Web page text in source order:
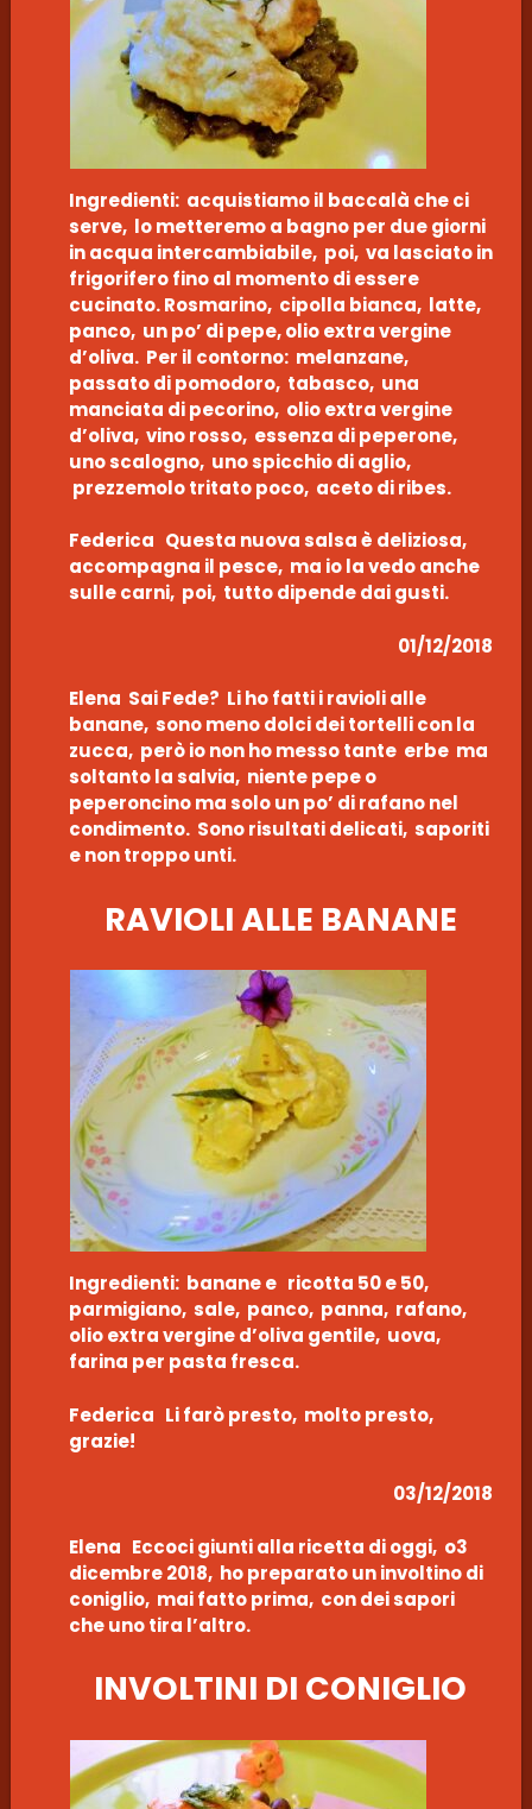
Ingredienti: acquistiamo il baccalà che ci
serve, lo metteremo a bagno per due giorni
in acqua intercambiabile, poi, va lasciato in
frigorifero fino al momento di essere
cucinato. Rosmarino, cipolla bianca, latte,
panco, un po’ di pepe, olio extra vergine
d’oliva. Per il contorno: melanzane,
passato di pomodoro, tabasco, una
manciata di pecorino, olio extra vergine
d’oliva, vino rosso, essenza di peperone,
uno scalogno, uno spicchio di aglio,
prezzemolo tritato poco, aceto di ribes.
Federica Questa nuova salsa è deliziosa,
accompagna il pesce, ma io la vedo anche
sulle carni, poi, tutto dipende dai gusti.
01/12/2018
Elena Sai Fede? Li ho fatti i ravioli alle
banane, sono meno dolci dei tortelli con la
zucca, però io non ho messo tante erbe ma
soltanto la salvia, niente pepe o
peperoncino ma solo un po’ di rafano nel
condimento. Sono risultati delicati, saporiti
e non troppo unti.
RAVIOLI ALLE BANANE
Ingredienti: banane e ricotta 50 e 50,
parmigiano, sale, panco, panna, rafano,
olio extra vergine d’oliva gentile, uova,
farina per pasta fresca.
Federica Li farò presto, molto presto,
grazie!
03/12/2018
Elena Eccoci giunti alla ricetta di oggi, o3
dicembre 2018, ho preparato un involtino di
coniglio, mai fatto prima, con dei sapori
che uno tira l’altro.
INVOLTINI DI CONIGLIO